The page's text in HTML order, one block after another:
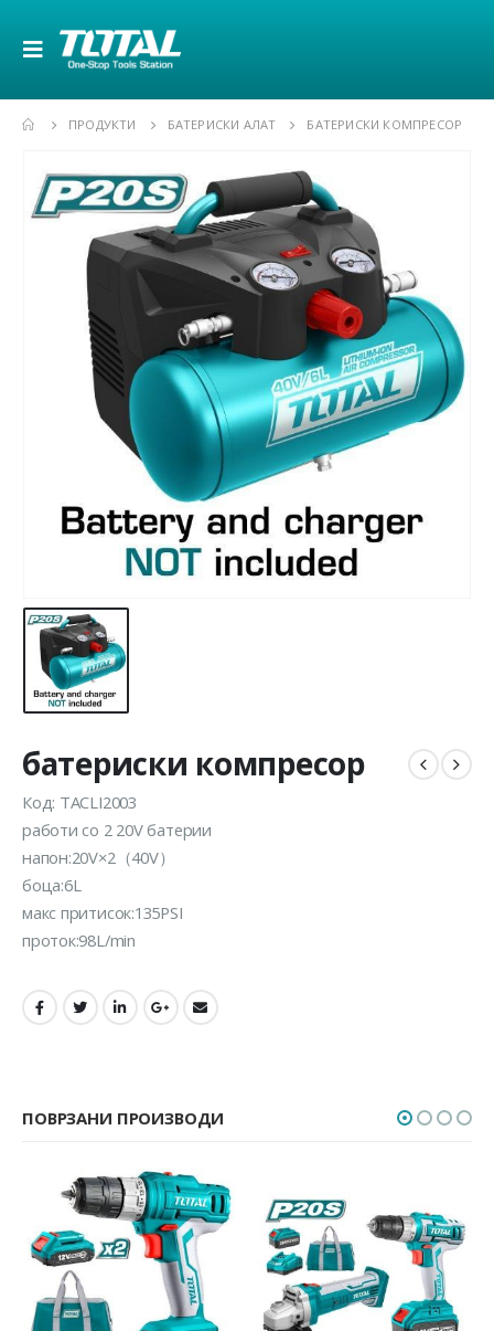
ПРОДУКТИ БАТЕРИСКИ АЛАТ БАТЕРИСКИ КОМПРЕСОР
батериски компресор
Код: TACLI2003
работи со 2 20V батерии
напон:20V×2（40V）
боца:6L
макс притисок:135PSI
проток:98L/min
ПОВРЗАНИ ПРОИЗВОДИ